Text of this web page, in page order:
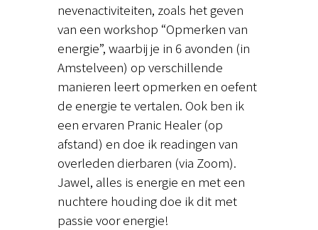
nevenactiviteiten, zoals het geven
van een workshop “Opmerken van
energie”, waarbij je in 6 avonden (in
Amstelveen) op verschillende
manieren leert opmerken en oefent
de energie te vertalen. Ook ben ik
een ervaren Pranic Healer (op
afstand) en doe ik readingen van
overleden dierbaren (via Zoom).
Jawel, alles is energie en met een
nuchtere houding doe ik dit met
passie voor energie!